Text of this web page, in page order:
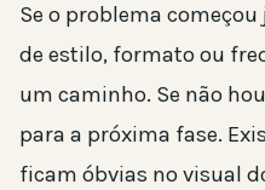
Se o problema
de estilo, formato ou
um caminho. Se não
para a próxima fase.
ficam óbvias no visual